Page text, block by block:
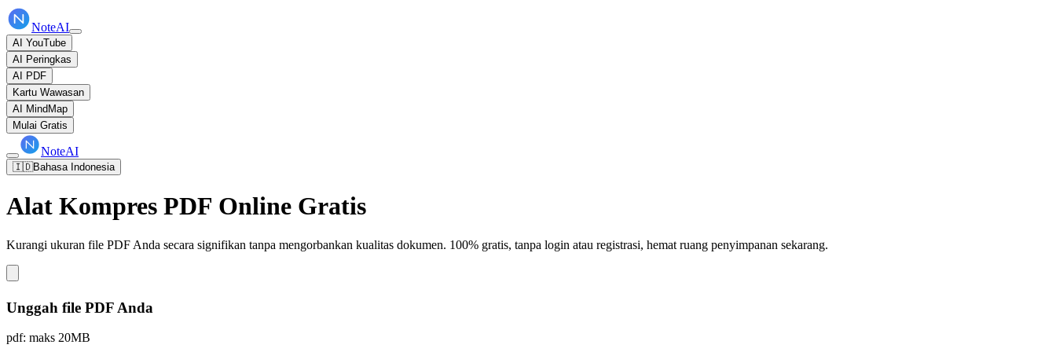
NoteAI
AI YouTube
AI Peringkas
AI PDF
Kartu Wawasan
AI MindMap
Mulai Gratis
NoteAI
🇮🇩Bahasa Indonesia
Alat Kompres PDF Online Gratis
Kurangi ukuran file PDF Anda secara signifikan tanpa mengorbankan kualitas dokumen. 100% gratis, tanpa login atau registrasi, hemat ruang penyimpanan sekarang.
Unggah file PDF Anda
pdf: maks 20MB